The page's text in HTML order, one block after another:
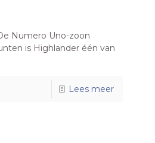
Numero Uno-zoon
is Highlander één van
Lees meer